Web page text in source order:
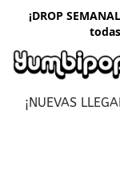
¡DROP
¡NUEVAS